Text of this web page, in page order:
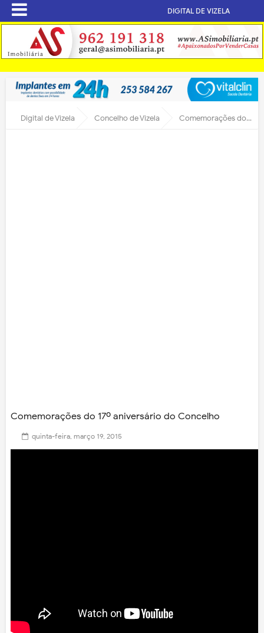
DIGITAL DE VIZELA
Digital de Vizela Concelho de Vizela Comemorações do 17º aniversário do Concelho
Comemorações do 17º aniversário do Concelho
quinta-feira, março 19, 2015